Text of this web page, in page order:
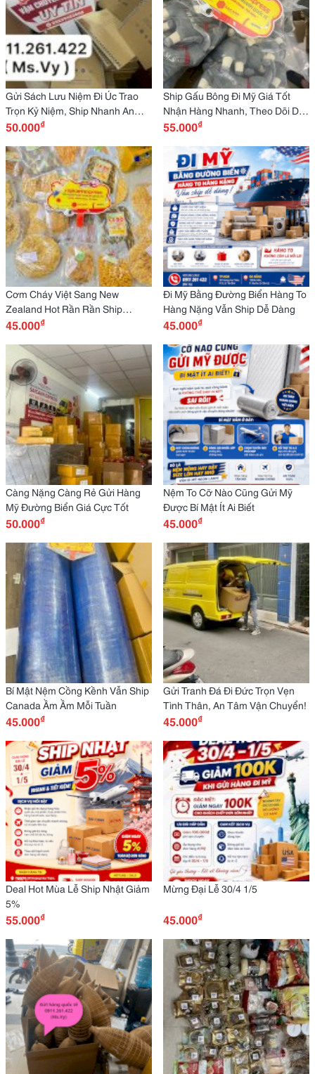
Gửi Sách Lưu Niệm Đi Úc Trao
Trọn Kỷ Niệm, Ship Nhanh An
Toàn
50.000₫
Ship Gấu Bông Đi Mỹ Giá Tốt
Nhận Hàng Nhanh, Theo Dõi Dễ
Dàng
55.000₫
Cơm Cháy Việt Sang New
Zealand Hot Rần Rần Ship
Nhanh Đóng Gói Kỹ
45.000₫
Đi Mỹ Bằng Đường Biển Hàng To
Hàng Nặng Vẫn Ship Dễ Dàng
45.000₫
Càng Nặng Càng Rẻ Gửi Hàng
Mỹ Đường Biển Giá Cực Tốt
50.000₫
Nệm To Cỡ Nào Cũng Gửi Mỹ
Được Bí Mật Ít Ai Biết
45.000₫
Bí Mật Nệm Cồng Kềnh Vẫn Ship
Canada Ầm Ầm Mỗi Tuần
45.000₫
Gửi Tranh Đá Đi Đức Trọn Vẹn
Tình Thân, An Tâm Vận Chuyển!
45.000₫
Deal Hot Mùa Lễ Ship Nhật Giảm
5%
55.000₫
Mừng Đại Lễ 30/4 1/5
45.000₫